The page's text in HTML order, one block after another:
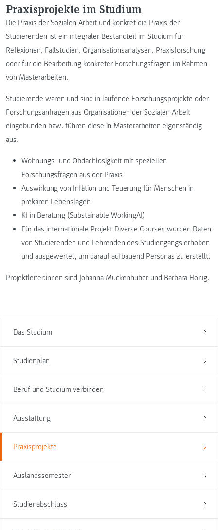
Das Studium
Studienplan
Beruf und Studium verbinden
Ausstattung
Praxisprojekte
Auslandssemester
Studienabschluss
Praxisprojekte im Studium
Die Praxis der Sozialen Arbeit und konkret die Praxis der
Studierenden ist ein integraler Bestandteil im Studium für
Reflexionen, Fallstudien, Organisationsanalysen, Praxisforschung
oder für die Bearbeitung konkreter Forschungsfragen im Rahmen
von Masterarbeiten.
Studierende waren und sind in laufende Forschungsprojekte oder
Forschungsanfragen aus Organisationen der Sozialen Arbeit
eingebunden bzw. führen diese in Masterarbeiten eigenständig
aus.
Wohnungs- und Obdachlosigkeit mit speziellen
Forschungsfragen aus der Praxis
Auswirkung von Inflation und Teuerung für Menschen in
prekären Lebenslagen
KI in Beratung (Substainable WorkingAI)
Für das internationale Projekt Diverse Courses wurden Daten
von Studierenden und Lehrenden des Studiengangs erhoben
und ausgewertet, um darauf aufbauend Personas zu erstellt.
Projektleiter:innen sind Johanna Muckenhuber und Barbara Hönig.